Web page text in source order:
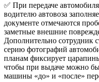
✅ При передаче
водителю автовоза
документе отмечаются
заметные внешние
Дополнительно сотрудник
серию фотографий
планам фиксирует
чтобы при выдаче можно
машины «до» и «после»